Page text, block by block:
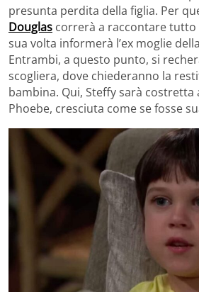
presunta perdita della figlia. Per
Douglas correrà a raccontare tutto
sua volta informerà l’ex moglie
Entrambi, a questo punto, si
scogliera, dove chiederanno la
bambina. Qui, Steffy sarà costretta
Phoebe, cresciuta come se fosse